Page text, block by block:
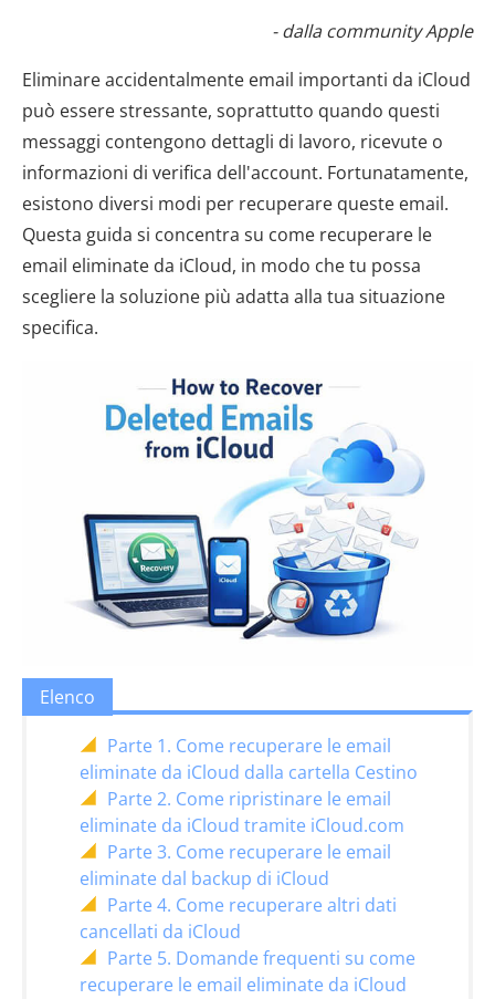
- dalla community Apple
Eliminare accidentalmente email importanti da iCloud
può essere stressante, soprattutto quando questi
messaggi contengono dettagli di lavoro, ricevute o
informazioni di verifica dell'account. Fortunatamente,
esistono diversi modi per recuperare queste email.
Questa guida si concentra su come recuperare le
email eliminate da iCloud, in modo che tu possa
scegliere la soluzione più adatta alla tua situazione
specifica.
Elenco
Parte 1. Come recuperare le email
eliminate da iCloud dalla cartella Cestino
Parte 2. Come ripristinare le email
eliminate da iCloud tramite iCloud.com
Parte 3. Come recuperare le email
eliminate dal backup di iCloud
Parte 4. Come recuperare altri dati
cancellati da iCloud
Parte 5. Domande frequenti su come
recuperare le email eliminate da iCloud